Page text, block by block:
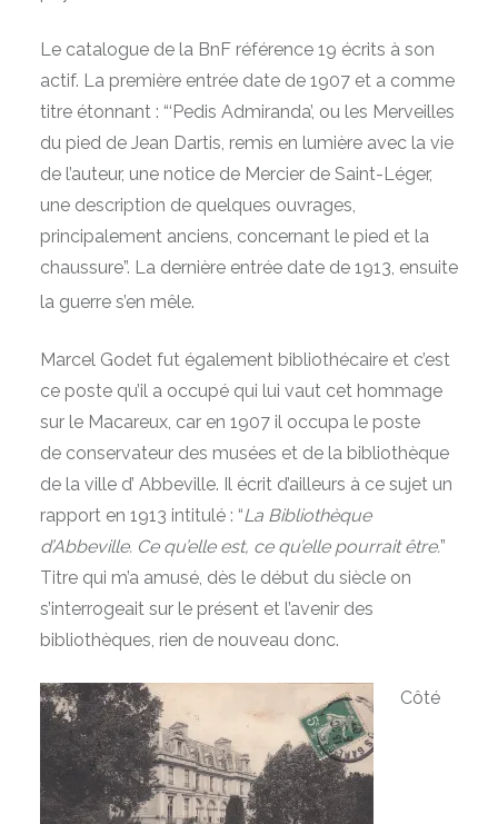
Le catalogue de la BnF référence 19 écrits à son
actif. La première entrée date de 1907 et a comme
titre étonnant : “‘Pedis Admiranda’, ou les Merveilles
du pied de Jean Dartis, remis en lumière avec la vie
de l’auteur, une notice de Mercier de Saint-Léger,
une description de quelques ouvrages,
principalement anciens, concernant le pied et la
chaussure”. La dernière entrée date de 1913, ensuite
la guerre s’en mêle.
Marcel Godet fut également bibliothécaire et c’est
ce poste qu’il a occupé qui lui vaut cet hommage
sur le Macareux, car en 1907 il occupa le poste
de conservateur des musées et de la bibliothèque
de la ville d’ Abbeville. Il écrit d’ailleurs à ce sujet un
rapport en 1913 intitulé : “La Bibliothèque
d’Abbeville. Ce qu’elle est, ce qu’elle pourrait être.”
Titre qui m’a amusé, dès le début du siècle on
s’interrogeait sur le présent et l’avenir des
bibliothèques, rien de nouveau donc.
Côté